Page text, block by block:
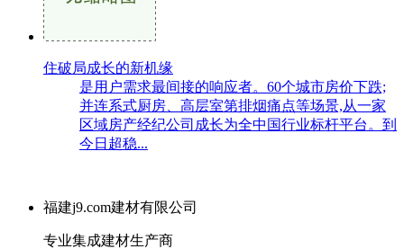
住破局成长的新机缘
是用户需求最间接的响应者。60个城市房价下跌;
并连系式厨房、高层室第排烟痛点等场景,从一家
区域房产经纪公司成长为全中国行业标杆平台。到
今日超稳...
福建j9.com建材有限公司
专业集成建材生产商